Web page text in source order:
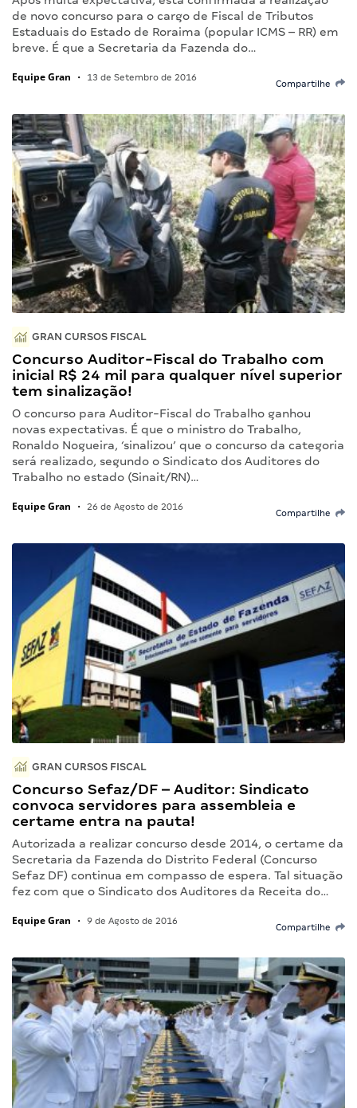
de novo concurso para o cargo de Fiscal de Tributos
Estaduais do Estado de Roraima (popular ICMS – RR) em
breve. É que a Secretaria da Fazenda do…
Equipe Gran • 13 de Setembro de 2016
Compartilhe
GRAN CURSOS FISCAL
Concurso Auditor-Fiscal do Trabalho com
inicial R$ 24 mil para qualquer nível superior
tem sinalização!
O concurso para Auditor-Fiscal do Trabalho ganhou
novas expectativas. É que o ministro do Trabalho,
Ronaldo Nogueira, ‘sinalizou’ que o concurso da categoria
será realizado, segundo o Sindicato dos Auditores do
Trabalho no estado (Sinait/RN)…
Equipe Gran • 26 de Agosto de 2016
Compartilhe
GRAN CURSOS FISCAL
Concurso Sefaz/DF – Auditor: Sindicato
convoca servidores para assembleia e
certame entra na pauta!
Autorizada a realizar concurso desde 2014, o certame da
Secretaria da Fazenda do Distrito Federal (Concurso
Sefaz DF) continua em compasso de espera. Tal situação
fez com que o Sindicato dos Auditores da Receita do…
Equipe Gran • 9 de Agosto de 2016
Compartilhe